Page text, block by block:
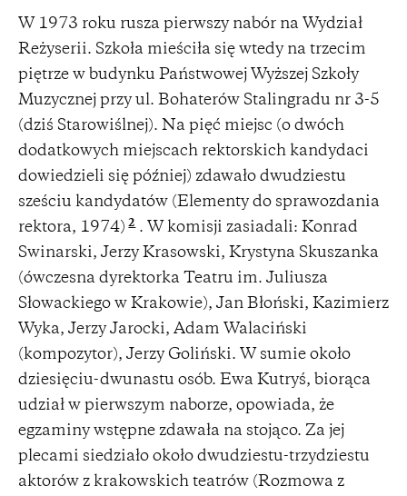
W 1973 roku rusza pierwszy nabór na Wydział
Reżyserii. Szkoła mieściła się wtedy na trzecim
piętrze w budynku Państwowej Wyższej Szkoły
Muzycznej przy ul. Bohaterów Stalingradu nr 3-5
(dziś Starowiślnej). Na pięć miejsc (o dwóch
dodatkowych miejscach rektorskich kandydaci
dowiedzieli się później) zdawało dwudziestu
sześciu kandydatów (Elementy do sprawozdania
rektora, 1974) 2 . W komisji zasiadali: Konrad
Swinarski, Jerzy Krasowski, Krystyna Skuszanka
(ówczesna dyrektorka Teatru im. Juliusza
Słowackiego w Krakowie), Jan Błoński, Kazimierz
Wyka, Jerzy Jarocki, Adam Walaciński
(kompozytor), Jerzy Goliński. W sumie około
dziesięciu-dwunastu osób. Ewa Kutryś, biorąca
udział w pierwszym naborze, opowiada, że
egzaminy wstępne zdawała na stojąco. Za jej
plecami siedziało około dwudziestu-trzydziestu
aktorów z krakowskich teatrów (Rozmowa z